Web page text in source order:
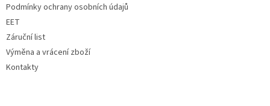
Podmínky ochrany osobních údajů
EET
Záruční list
Výměna a vrácení zboží
Kontakty